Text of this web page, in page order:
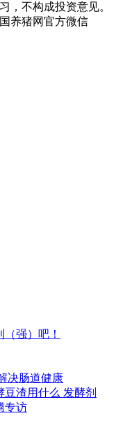
，不构成投资意见。
养猪网官方微信
强）吧！
决肠道健康
渣用什么 发酵剂
专访